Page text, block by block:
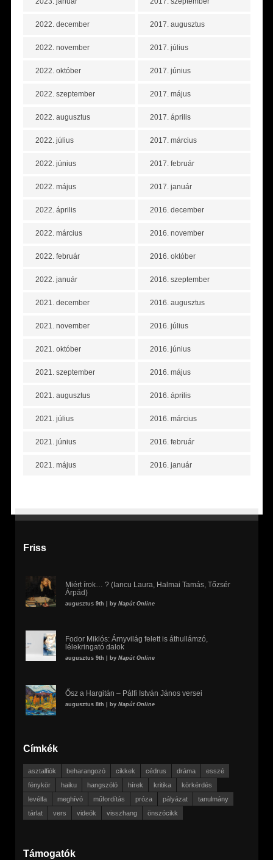
2022. december
2022. november
2022. október
2022. szeptember
2022. augusztus
2022. július
2022. június
2022. május
2022. április
2022. március
2022. február
2022. január
2021. december
2021. november
2021. október
2021. szeptember
2021. augusztus
2021. július
2021. június
2021. május
2017. augusztus
2017. július
2017. június
2017. május
2017. április
2017. március
2017. február
2017. január
2016. december
2016. november
2016. október
2016. szeptember
2016. augusztus
2016. július
2016. június
2016. május
2016. április
2016. március
2016. február
2016. január
Friss
Miért írok… ? (Iancu Laura, Halmai Tamás, Tőzsér
Árpád)
augusztus 9th | by Napút Online
Fodor Miklós: Árnyvilág felett is áthullámzó,
lélekringató dalok
augusztus 9th | by Napút Online
Ősz a Hargitán – Pálfi István János versei
augusztus 8th | by Napút Online
Címkék
asztalfiók beharangozó cikkek cédrus dráma
esszé
fénykör
haiku hangszóló hírek kritika
körkérdés
levélfa
meghívó műfordítás próza pályázat
tanulmány
tárlat
vers videók visszhang önszócikk
Támogatók